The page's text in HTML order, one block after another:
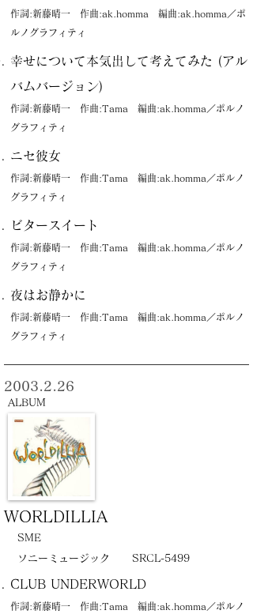
作詞:新藤晴一 作曲:ak.homma 編曲:ak.homma／ポ
ルノグラフィティ
幸せについて本気出して考えてみた (アル
バムバージョン)
作詞:新藤晴一 作曲:Tama 編曲:ak.homma／ポルノ
グラフィティ
ニセ彼女
作詞:新藤晴一 作曲:Tama 編曲:ak.homma／ポルノ
グラフィティ
ビタースイート
作詞:新藤晴一 作曲:Tama 編曲:ak.homma／ポルノ
グラフィティ
夜はお静かに
作詞:新藤晴一 作曲:Tama 編曲:ak.homma／ポルノ
グラフィティ
WORLDILLIA
2003.2.26
ALBUM
SME
ソニーミュージック
SRCL-5499
CLUB UNDERWORLD
作詞:新藤晴一 作曲:Tama 編曲:ak.homma／ポルノ